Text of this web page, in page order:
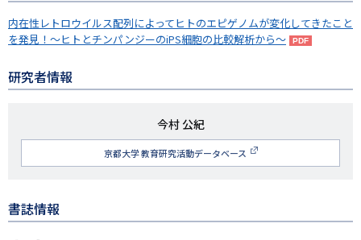
内在性レトロウイルス配列によってヒトのエピゲノムが変化してきたこと
を発見！～ヒトとチンパンジーのiPS細胞の比較解析から～
研究者情報
研
究
者
今村 公紀
京都大学 教育研究活動データベース
書誌情報